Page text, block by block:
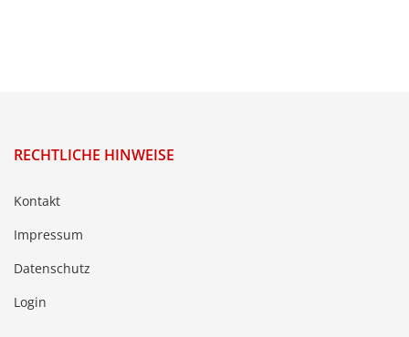
RECHTLICHE HINWEISE
Kontakt
Impressum
Datenschutz
Login